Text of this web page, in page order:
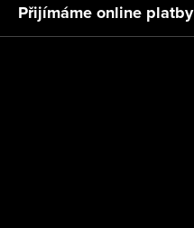
t
Přijímáme online platby